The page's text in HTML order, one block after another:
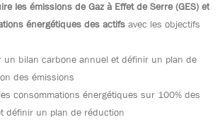
les émissions de Gaz à Effet de Serre (GES) et
énergétiques des actifs avec les objectifs
un bilan carbone annuel et définir un plan de
des émissions
consommations énergétiques sur 100% des
définir un plan de réduction